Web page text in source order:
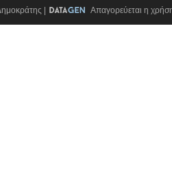
| Απαγορεύεται η